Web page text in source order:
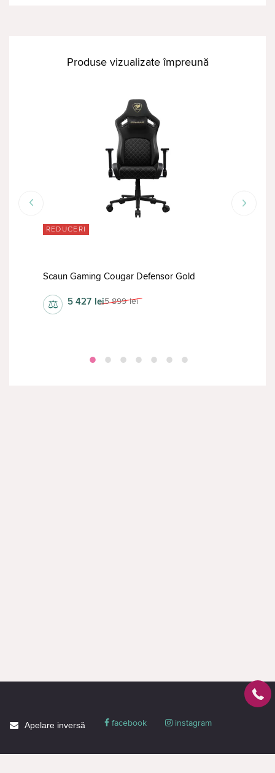
Produse vizualizate împreună
REDUCERI
Scaun Gaming Cougar Defensor Gold
5 899 lei
5 427 lei
⚖
Apelare inversă facebook instagram